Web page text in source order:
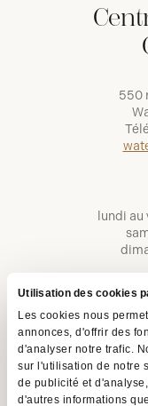
Utilisation des cookies
Les cookies nous
annonces, d'offrir des
d'analyser notre trafic.
sur l'utilisation de notre
de publicité et
d'autres informations
550
lundi au